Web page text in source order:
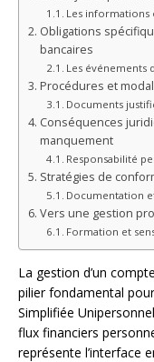
Les
Obligations
bancaires
Les événements
Procédures et
Documents
Conséquences
manquement
Responsabilité
Stratégies de
Documentation
Vers une gestion
Formation et
La gestion d’un
pilier fondamental
Simplifiée
flux financiers
représente l’interface